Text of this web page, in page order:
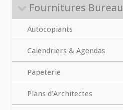
Fournitures Bureau
Autocopiants
Calendriers & Agendas
Papeterie
Plans d’Architectes